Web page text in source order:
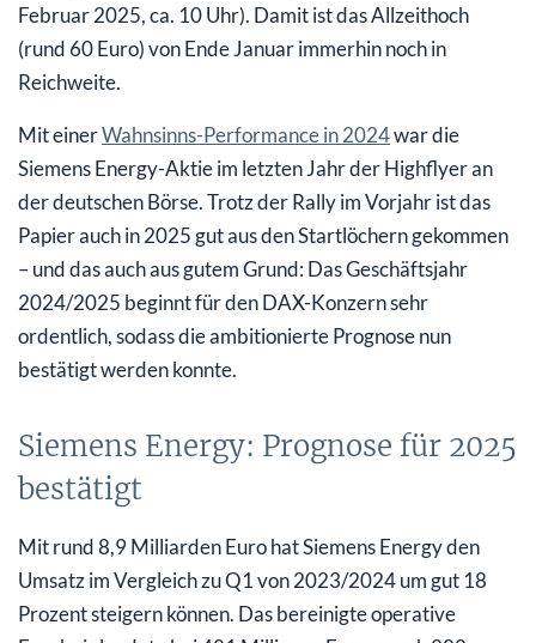
Februar 2025, ca. 10 Uhr). Damit ist das Allzeithoch
(rund 60 Euro) von Ende Januar immerhin noch in
Reichweite.
Mit einerWahnsinns-Performance in 2024war die
Siemens Energy-Aktie im letzten Jahr der Highflyer an
der deutschen Börse. Trotz der Rally im Vorjahr ist das
Papier auch in 2025 gut aus den Startlöchern gekommen
– und das auch aus gutem Grund: Das Geschäftsjahr
2024/2025 beginnt für den DAX-Konzern sehr
ordentlich, sodass die ambitionierte Prognose nun
bestätigt werden konnte.
Siemens Energy: Prognose für 2025
bestätigt
Mit rund 8,9 Milliarden Euro hat Siemens Energy den
Umsatz im Vergleich zu Q1 von 2023/2024 um gut 18
Prozent steigern können. Das bereinigte operative